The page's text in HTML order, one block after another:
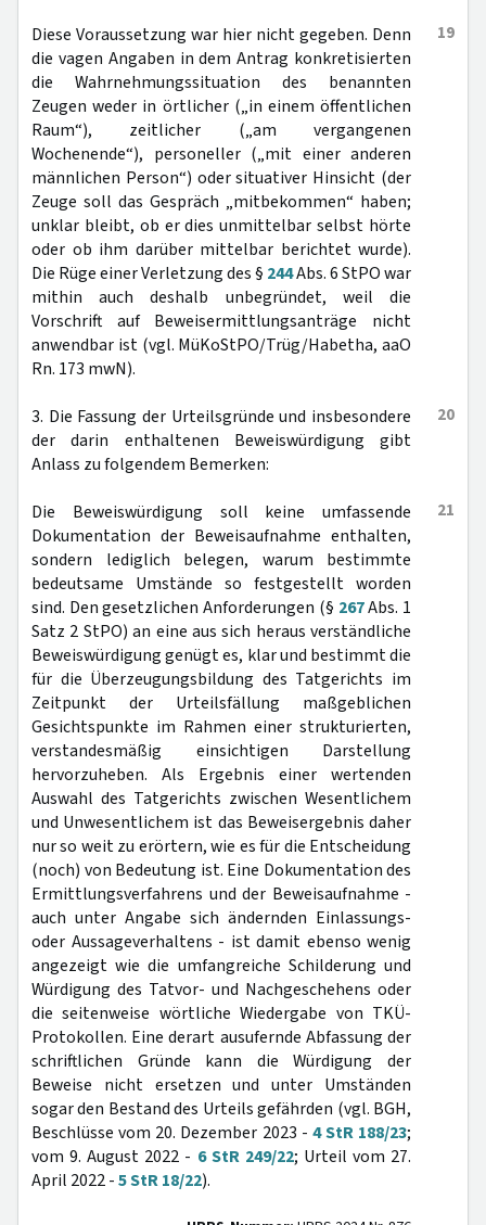
19
Diese Voraussetzung war hier nicht gegeben. Denn
die vagen Angaben in dem Antrag konkretisierten
die Wahrnehmungssituation des benannten
Zeugen weder in örtlicher („in einem öffentlichen
Raum“), zeitlicher („am vergangenen
Wochenende“), personeller („mit einer anderen
männlichen Person“) oder situativer Hinsicht (der
Zeuge soll das Gespräch „mitbekommen“ haben;
unklar bleibt, ob er dies unmittelbar selbst hörte
oder ob ihm darüber mittelbar berichtet wurde).
Die Rüge einer Verletzung des § 244Abs. 6 StPO war
mithin auch deshalb unbegründet, weil die
Vorschrift auf Beweisermittlungsanträge nicht
anwendbar ist (vgl. MüKoStPO/Trüg/Habetha, aaO
Rn. 173 mwN).
20
3. Die Fassung der Urteilsgründe und insbesondere
der darin enthaltenen Beweiswürdigung gibt
Anlass zu folgendem Bemerken:
21
Die Beweiswürdigung soll keine umfassende
Dokumentation der Beweisaufnahme enthalten,
sondern lediglich belegen, warum bestimmte
bedeutsame Umstände so festgestellt worden
sind. Den gesetzlichen Anforderungen (§ 267Abs. 1
Satz 2 StPO) an eine aus sich heraus verständliche
Beweiswürdigung genügt es, klar und bestimmt die
für die Überzeugungsbildung des Tatgerichts im
Zeitpunkt der Urteilsfällung maßgeblichen
Gesichtspunkte im Rahmen einer strukturierten,
verstandesmäßig einsichtigen Darstellung
hervorzuheben. Als Ergebnis einer wertenden
Auswahl des Tatgerichts zwischen Wesentlichem
und Unwesentlichem ist das Beweisergebnis daher
nur so weit zu erörtern, wie es für die Entscheidung
(noch) von Bedeutung ist. Eine Dokumentation des
Ermittlungsverfahrens und der Beweisaufnahme -
auch unter Angabe sich ändernden Einlassungs-
oder Aussageverhaltens - ist damit ebenso wenig
angezeigt wie die umfangreiche Schilderung und
Würdigung des Tatvor- und Nachgeschehens oder
die seitenweise wörtliche Wiedergabe von TKÜ-
Protokollen. Eine derart ausufernde Abfassung der
schriftlichen Gründe kann die Würdigung der
Beweise nicht ersetzen und unter Umständen
sogar den Bestand des Urteils gefährden (vgl. BGH,
Beschlüsse vom 20. Dezember 2023 - 4 StR 188/23;
vom 9. August 2022 - 6 StR 249/22; Urteil vom 27.
April 2022 -5 StR 18/22).